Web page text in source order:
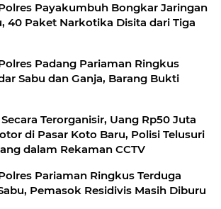
Payakumbuh Bongkar Jaringan
40 Paket Narkotika Disita dari Tiga
Padang Pariaman Ringkus
Sabu dan Ganja, Barang Bukti
Terorganisir, Uang Rp50 Juta
di Pasar Koto Baru, Polisi Telusuri
dalam Rekaman CCTV
Pariaman Ringkus Terduga
Pemasok Residivis Masih Diburu